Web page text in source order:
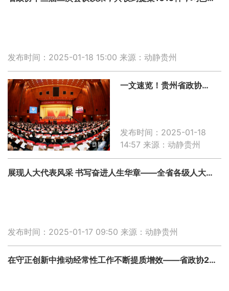
发布时间：2025-01-18 15:00 来源：动静贵州
一文速览！贵州省政协常委会工作报告重点来了
发布时间：2025-01-18
14:57 来源：动静贵州
展现人大代表风采 书写奋进人生华章——全省各级人大代表聚焦高质量发展积极贡献人大力量
发布时间：2025-01-17 09:50 来源：动静贵州
在守正创新中推动经常性工作不断提质增效——省政协2024年工作综述之四